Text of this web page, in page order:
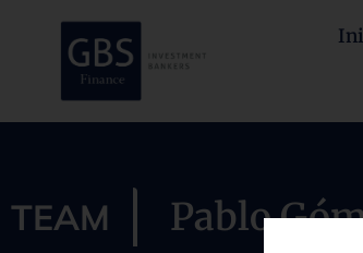
TEAM Pablo